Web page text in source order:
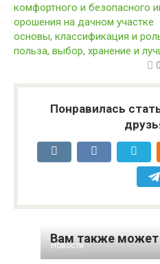
комфортного и безопасного
орошения на дачном участке
основы, классификация и
польза, выбор, хранение и
0
Понравилась
Вам также может
Новости